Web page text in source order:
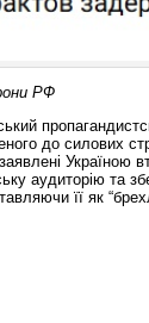
РФ
до силових
Україною
аудиторію та
її як